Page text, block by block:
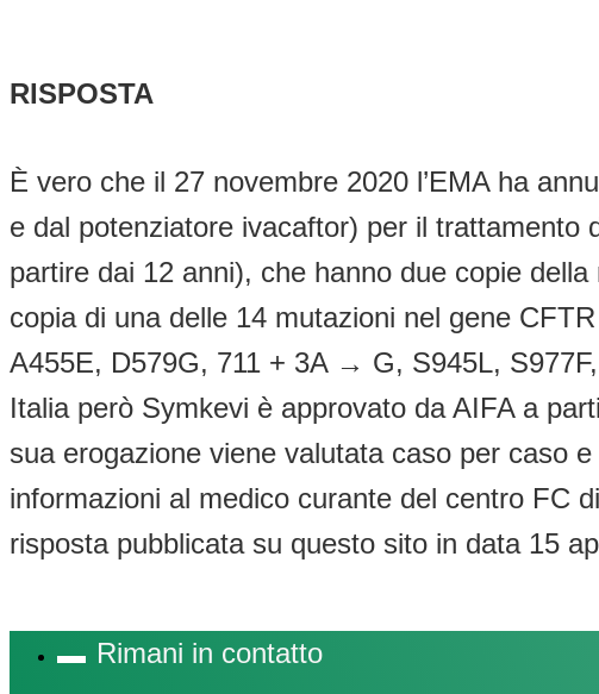
RISPOSTA
È vero che il 27 novembre 2020 l’EMA ha
e dal potenziatore ivacaftor) per il trattamento
partire dai 12 anni), che hanno due copie
copia di una delle 14 mutazioni nel gene
A455E, D579G, 711 + 3A → G, S945L,
Italia però Symkevi è approvato da AIFA a
sua erogazione viene valutata caso per caso
informazioni al medico curante del centro FC
risposta pubblicata su questo sito in data 15
Rimani in contatto